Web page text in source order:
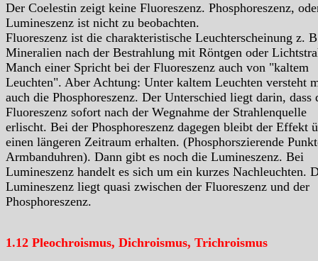
Der Coelestin zeigt keine Fluoreszenz. Phosphoreszenz,
Lumineszenz ist nicht zu beobachten.
Fluoreszenz ist die charakteristische Leuchterscheinung z.
Mineralien nach der Bestrahlung mit Röntgen oder
Manch einer Spricht bei der Fluoreszenz auch von "kaltem
Leuchten". Aber Achtung: Unter kaltem Leuchten versteht
auch die Phosphoreszenz. Der Unterschied liegt darin, dass
Fluoreszenz sofort nach der Wegnahme der Strahlenquelle
erlischt. Bei der Phosphoreszenz dagegen bleibt der Effekt
einen längeren Zeitraum erhalten. (Phosphorszierende
Armbanduhren). Dann gibt es noch die Lumineszenz. Bei
Lumineszenz handelt es sich um ein kurzes Nachleuchten.
Lumineszenz liegt quasi zwischen der Fluoreszenz und der
Phosphoreszenz.
1.12 Pleochroismus, Dichroismus, Trichroismus